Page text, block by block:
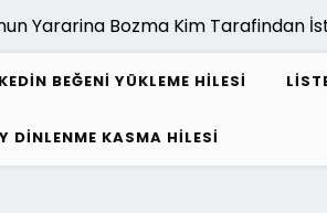
Bozma Kim Tarafindan
BEĞENI YÜKLEME HILESI
DINLENME KASMA HILESI